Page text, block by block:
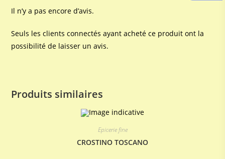
Il n’y a pas encore d’avis.
Seuls les clients connectés ayant acheté ce produit ont la
possibilité de laisser un avis.
Produits similaires
Epicerie fine
CROSTINO TOSCANO